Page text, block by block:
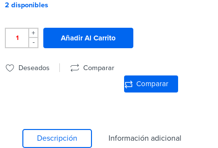
2 disponibles
+
-
Añadir Al Carrito
Deseados Comparar
Comparar
Descripción Información adicional